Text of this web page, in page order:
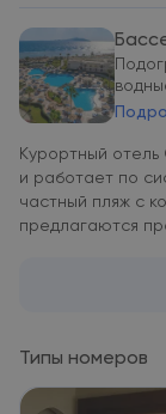
Курортный
и работает по
частный пляж с
предлагаются
курортного
Charmillion Club
обслуживанием
Типы номеров